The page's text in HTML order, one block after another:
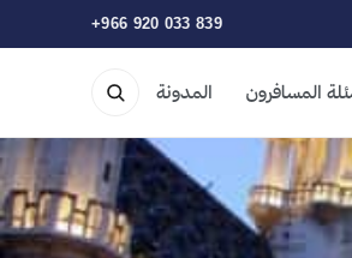
+966 920 033 839
المسافرون المدونة